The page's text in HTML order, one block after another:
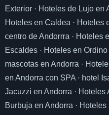
Exterior · Hoteles de Lujo en
Hoteles en Caldea · Hoteles
centro de Andorrra · Hoteles
Escaldes · Hoteles en Ordino
mascotas en Andorra ·
en Andorra con SPA · hotel
Jacuzzi en Andorra · Hoteles
Burbuja en Andorra · Hoteles